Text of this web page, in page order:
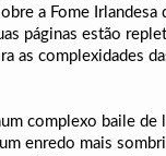
a Fome
páginas estão
complexidades
complexo baile de
enredo mais